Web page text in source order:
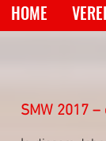
HOME
SMW 2017